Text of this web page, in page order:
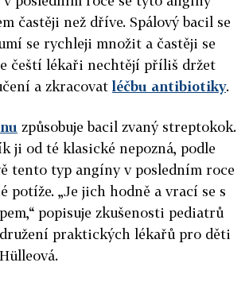
častěji než dříve. Spálový bacil se
se rychleji množit a častěji se
čeští lékaři nechtějí příliš držet
a zkracovat léčbu antibiotiky.
způsobuje bacil zvaný streptokok.
ji od té klasické nepozná, podle
tento typ angíny v posledním roce
potíže. „Je jich hodně a vrací se s
popisuje zkušenosti pediatrů
praktických lékařů pro děti